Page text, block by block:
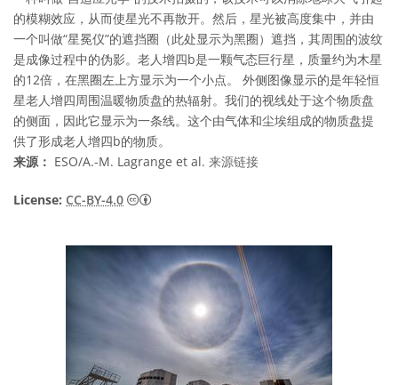
的模糊效应，从而使星光不再散开。然后，星光被高度集中，并由
一个叫做“星冕仪”的遮挡圈（此处显示为黑圈）遮挡，其周围的波纹
是成像过程中的伪影。老人增四b是一颗气态巨行星，质量约为木星
的12倍，在黑圈左上方显示为一个小点。 外侧图像显示的是年轻恒
星老人增四周围温暖物质盘的热辐射。我们的视线处于这个物质盘
的侧面，因此它显示为一条线。这个由气体和尘埃组成的物质盘提
供了形成老人增四b的物质。
来源： ESO/A.-M. Lagrange et al. 来源链接
License: CC-BY-4.0 知识共享许可协议 署名 4.0 国际 (CC BY